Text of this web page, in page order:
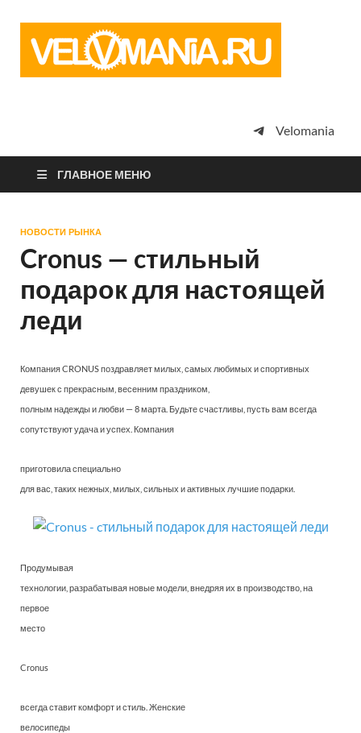
просто
Velomania
ГЛАВНОЕ МЕНЮ
НОВОСТИ РЫНКА
Cronus — cтильный
подарок для настоящей
леди
Компания CRONUS поздравляет милых, самых любимых и спортивных
девушек с прекрасным, весенним праздником,
полным надежды и любви — 8 марта. Будьте счастливы, пусть вам всегда
сопутствуют удача и успех. Компания
приготовила специально
для вас, таких нежных, милых, сильных и активных лучшие подарки.
Продумывая
технологии, разрабатывая новые модели, внедряя их в производство, на
первое
место
Cronus
всегда ставит комфорт и стиль. Женские
велосипеды